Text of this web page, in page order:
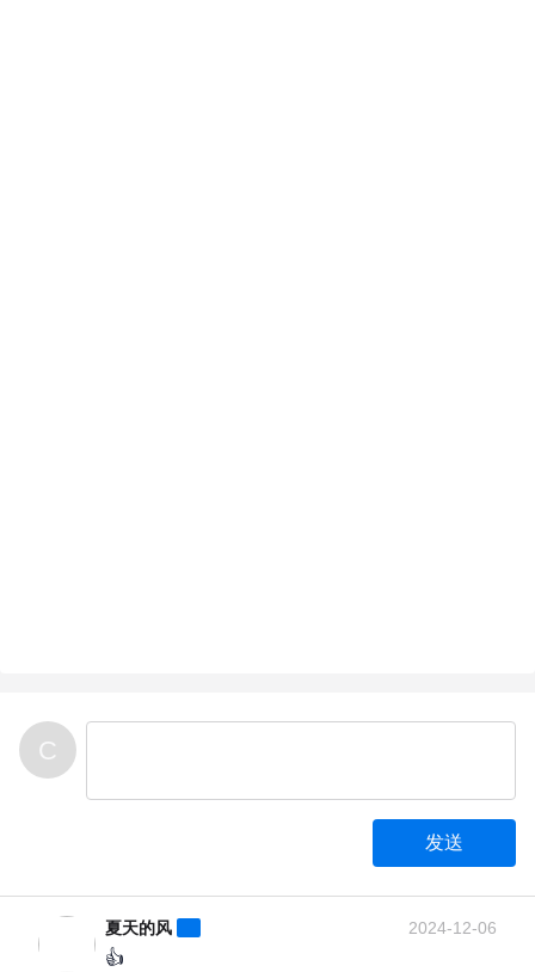
C
发送
夏天的风 2024-12-06
👍